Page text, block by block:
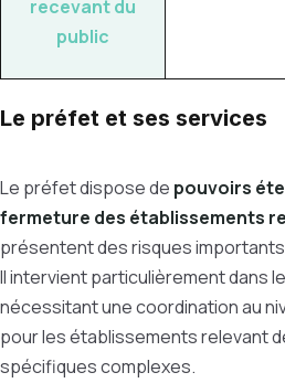
recevant du
public
Le préfet et ses services
Le préfet dispose de pouvoirs
fermeture des établissements
présentent des risques
Il intervient particulièrement dans
nécessitant une coordination au
pour les établissements relevant
spécifiques complexes.